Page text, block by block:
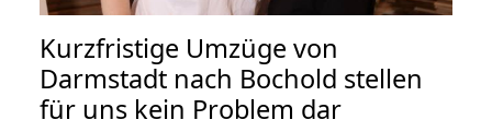
Kurzfristige Umzüge von
Darmstadt nach Bochold stellen
für uns kein Problem dar